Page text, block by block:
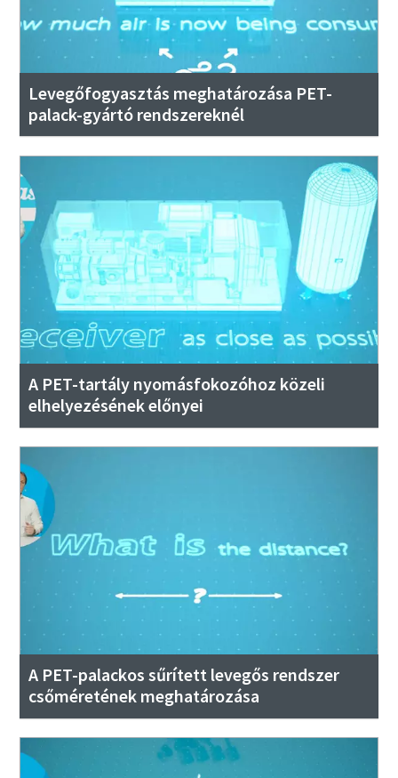
Levegőfogyasztás meghatározása PET-
palack-gyártó rendszereknél
A PET-tartály nyomásfokozóhoz közeli
elhelyezésének előnyei
A PET-palackos sűrített levegős rendszer
csőméretének meghatározása